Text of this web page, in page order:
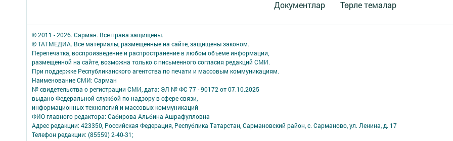
Документлар Төрле темалар
© 2011 - 2026. Сарман. Все права защищены.
© ТАТМЕДИА. Все материалы, размещенные на сайте, защищены законом.
Перепечатка, воспроизведение и распространение в любом объеме информации,
размещенной на сайте, возможна только с письменного согласия редакций СМИ.
При поддержке Республиканского агентства по печати и массовым коммуникациям.
Наименование СМИ: Сарман
№ свидетельства о регистрации СМИ, дата: ЭЛ № ФС 77 - 90172 от 07.10.2025
выдано Федеральной службой по надзору в сфере связи,
информационных технологий и массовых коммуникаций
ФИО главного редактора: Сабирова Альбина Ашрафулловна
Адрес редакции: 423350, Российская Федерация, Республика Татарстан, Сармановский район, с. Сарманово, ул. Ленина, д. 17
Телефон редакции: (85559) 2-40-31;